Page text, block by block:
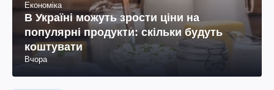
Економіка
В Україні можуть зрости ціни на
популярні продукти: скільки будуть
коштувати
Вчора